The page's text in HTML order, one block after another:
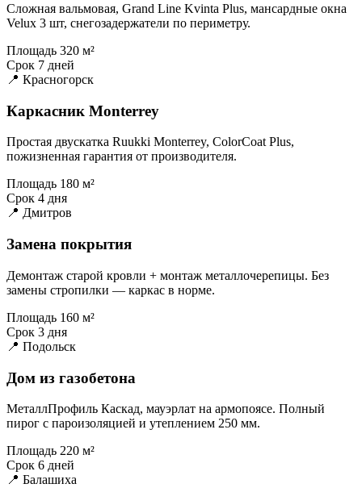
Сложная вальмовая, Grand Line Kvinta Plus, мансардные окна
Velux 3 шт, снегозадержатели по периметру.
Площадь 320 м²
Срок 7 дней
📍 Красногорск
Каркасник Monterrey
Простая двускатка Ruukki Monterrey, ColorCoat Plus,
пожизненная гарантия от производителя.
Площадь 180 м²
Срок 4 дня
📍 Дмитров
Замена покрытия
Демонтаж старой кровли + монтаж металлочерепицы. Без
замены стропилки — каркас в норме.
Площадь 160 м²
Срок 3 дня
📍 Подольск
Дом из газобетона
МеталлПрофиль Каскад, мауэрлат на армопоясе. Полный
пирог с пароизоляцией и утеплением 250 мм.
Площадь 220 м²
Срок 6 дней
📍 Балашиха